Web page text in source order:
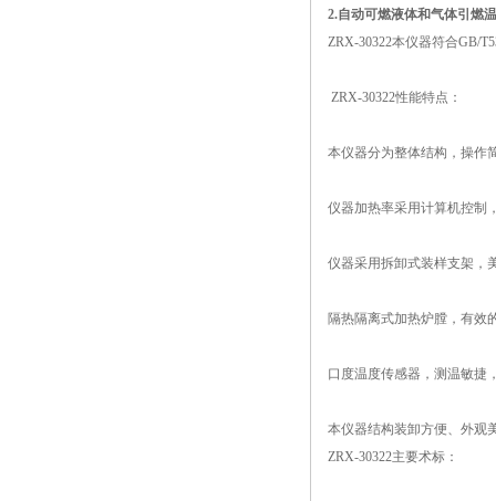
2.自动可燃液体和气体引燃
ZRX-30322本仪器符合GB/
ZRX-30322性能特点：
本仪器分为整体结构，操作
仪器加热率采用计算机控制
仪器采用拆卸式装样支架，
隔热隔离式加热炉膛，有效
口度温度传感器，测温敏捷
本仪器结构装卸方便、外观
ZRX-30322主要术标：